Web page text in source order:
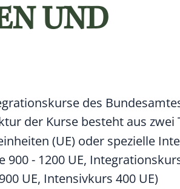
UND
des
der Kurse besteht aus zwei
(UE) oder spezielle
- 1200 UE,
UE, Intensivkurs 400 UE)